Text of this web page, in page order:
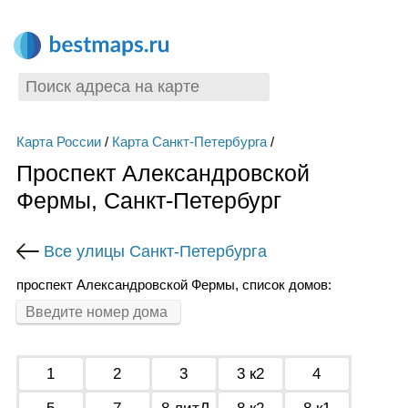
Карта России/ Карта Санкт-Петербурга/
Проспект Александровской
Фермы, Санкт-Петербург
Все улицы Санкт-Петербурга
проспект Александровской Фермы, список домов:
1 2 3 3 к2
4